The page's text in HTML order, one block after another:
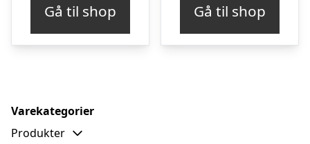
Gå til shop Gå til shop
Varekategorier
Produkter